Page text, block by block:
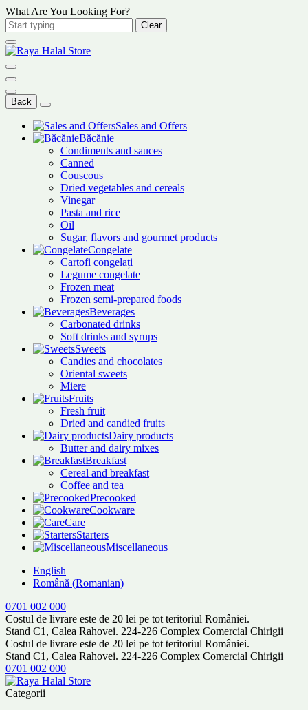
What Are You Looking For?
Clear
Back
Sales and Offers
Băcănie
Condiments and sauces
Canned
Couscous
Dried vegetables and cereals
Vinegar
Pasta and rice
Oil
Sugar, flavors and gourmet products
Congelate
Cartofi congelați
Legume congelate
Frozen meat
Frozen semi-prepared foods
Beverages
Carbonated drinks
Soft drinks and syrups
Sweets
Candies and chocolates
Oriental sweets
Miere
Fruits
Fresh fruit
Dried and candied fruits
Dairy products
Butter and dairy mixes
Breakfast
Cereal and breakfast
Coffee and tea
Precooked
Cookware
Care
Starters
Miscellaneous
English
Română (Romanian)
0701 002 000
Costul de livrare este de 20 lei pe tot teritoriul României.
Stand C1, Calea Rahovei. 224-226 Complex Comercial Chirigii
Costul de livrare este de 20 lei pe tot teritoriul României.
Stand C1, Calea Rahovei. 224-226 Complex Comercial Chirigii
0701 002 000
Categorii